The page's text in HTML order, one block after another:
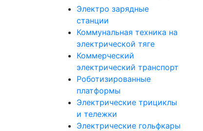
Электро зарядные
станции
Коммунальная техника на
электрической тяге
Коммерческий
электрический транспорт
Роботизированные
платформы
Электрические трициклы
и тележки
Электрические гольфкары